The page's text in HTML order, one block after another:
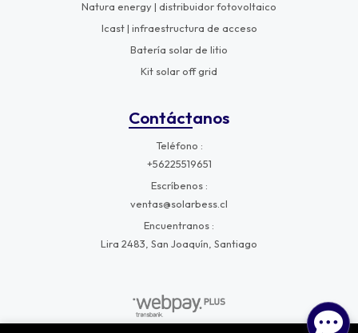
Natura energy | distribuidor fotovoltaico
Icast | infraestructura de acceso
Batería solar de litio
Kit solar off grid
Contáctanos
Teléfono
+56225519651
Escríbenos
ventas@solarbess.cl
Encuentranos
Lira 2483, San Joaquín, Santiago